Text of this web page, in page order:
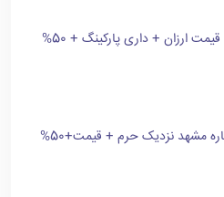
لیست مسافرخانه های مشهد با قیمت ارزان + داری پارکینگ + 50%
لیست بهترین هتل های پنج ستاره مشهد نزدیک حرم + قیمت+50%